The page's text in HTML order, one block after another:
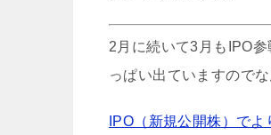
2月に続いて3月もIPO
っぱい出ていますので
IPO（新規公開株）で